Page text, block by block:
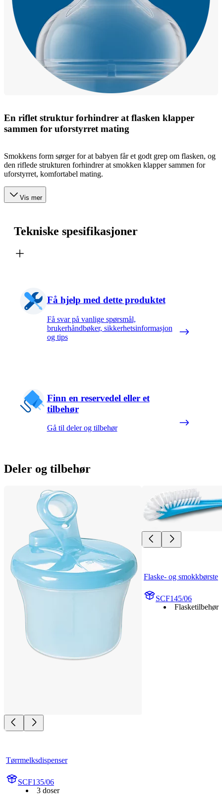
En riflet struktur forhindrer at flasken klapper
sammen for uforstyrret mating
Smokkens form sørger for at babyen får et godt grep om flasken, og
den riflede strukturen forhindrer at smokken klapper sammen for
uforstyrret, komfortabel mating.
Vis mer
Tekniske spesifikasjoner
Få hjelp med dette produktet
Få svar på vanlige spørsmål,
brukerhåndbøker, sikkerhetsinformasjon
og tips
Finn en reservedel eller et
tilbehør
Gå til deler og tilbehør
Deler og tilbehør
Tørrmelksdispenser
SCF135/06
3 doser
Flaske- og smokkbørste
SCF145/06
Flasketilbehør